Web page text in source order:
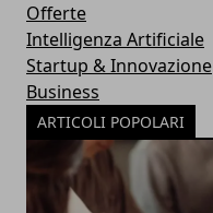
Offerte
Intelligenza Artificiale
Startup & Innovazione
Business
ARTICOLI POPOLARI